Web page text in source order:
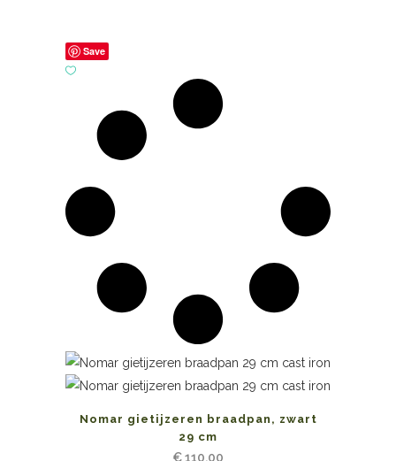
Save
Nomar gietijzeren braadpan, zwart
29 cm
€110,00